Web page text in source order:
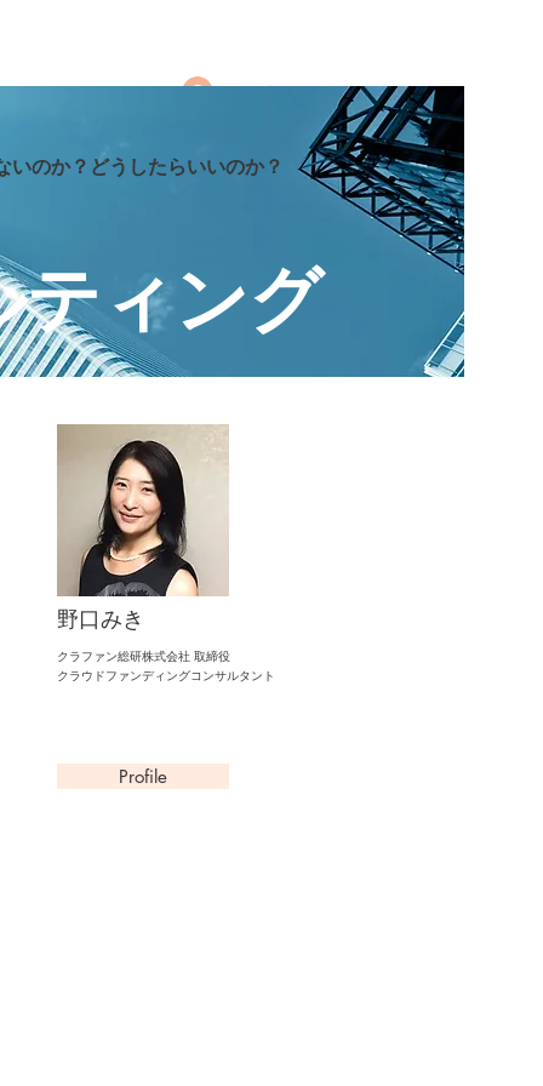
ログイン
いのか？どうしたらいいのか？
ティング
野口みき
クラファン総研株式会社 取締役
​クラウドファンディングコンサルタント
Profile